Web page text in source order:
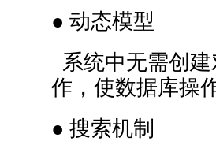
● 动态模型
系统中无需创
作，使数据库操
● 搜索机制